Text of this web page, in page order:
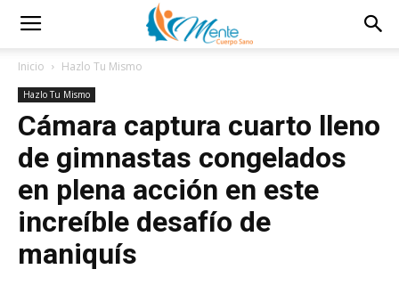
Inicio Hazlo Tu Mismo
Hazlo Tu Mismo
Cámara captura cuarto lleno
de gimnastas congelados
en plena acción en este
increíble desafío de
maniquís